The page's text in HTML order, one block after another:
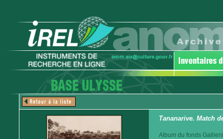
Tananarive. Match
Album du fonds